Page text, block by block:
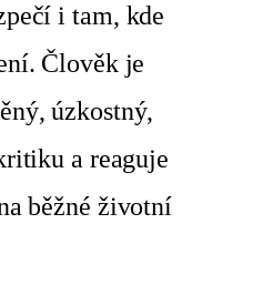
i tam, kde
Člověk je
úzkostný,
a reaguje
běžné životní